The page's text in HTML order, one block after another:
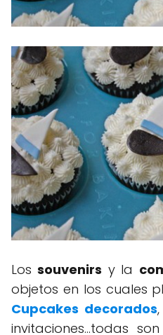
Lossouvenirs y la
objetos en los cuales
Cupcakes decorados
invitaciones...todas